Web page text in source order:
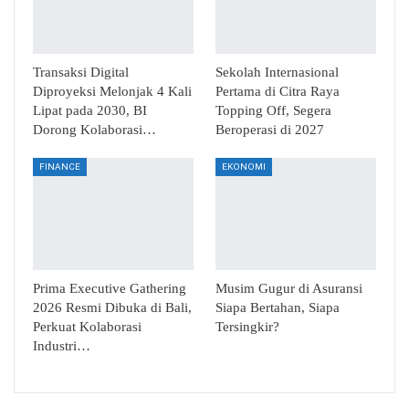
Transaksi Digital
Diproyeksi Melonjak 4 Kali
Lipat pada 2030, BI
Dorong Kolaborasi…
Sekolah Internasional
Pertama di Citra Raya
Topping Off, Segera
Beroperasi di 2027
FINANCE
Prima Executive Gathering
2026 Resmi Dibuka di Bali,
Perkuat Kolaborasi
Industri…
EKONOMI
Musim Gugur di Asuransi
Siapa Bertahan, Siapa
Tersingkir?